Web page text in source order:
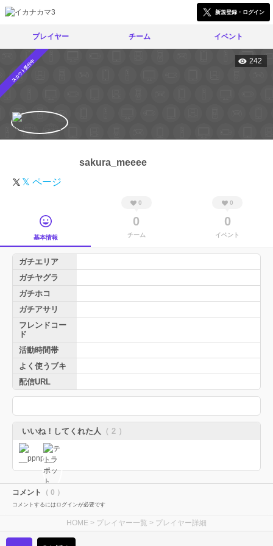
新規登録・ログイン
プレイヤー チーム イベント
スカウト受付中 242
sakura_meeee
𝕏 ページ
基本情報
0
0
チーム
0
0
イベント
ガチエリア
ガチヤグラ
ガチホコ
ガチアサリ
フレンドコー
ド
活動時間帯
よく使うブキ
配信URL
いいね！してくれた人 （ 2 ）
コメント （ 0 ）
コメントするにはログインが必要です
HOME > プレイヤー一覧 > プレイヤー詳細